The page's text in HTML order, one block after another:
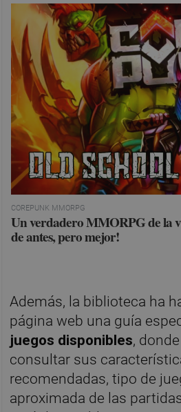
COREPUNK MMORPG
Un verdadero MMORPG de la
de antes, pero mejor!
Además, la biblioteca ha
página web una guía
juegos disponibles,
consultar sus
recomendadas, tipo de
aproximada de las